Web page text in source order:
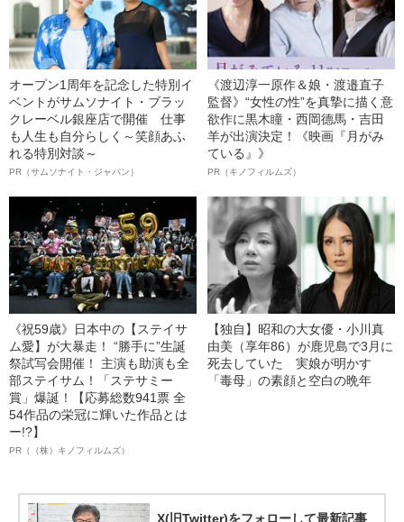
オープン1周年を記念した特別イ
ベントがサムソナイト・ブラッ
クレーベル銀座店で開催 仕事
も人生も自分らしく～笑顔あふ
れる特別対談～
PR（サムソナイト・ジャパン）
《渡辺淳一原作＆娘・渡邉直子
監督》“女性の性”を真摯に描く意
欲作に黒木瞳・西岡德馬・吉田
羊が出演決定！《映画『月がみ
ている』》
PR（キノフィルムズ）
《祝59歳》日本中の【ステイサ
ム愛】が大暴走！ “勝手に”生誕
祭試写会開催！ 主演も助演も全
部ステイサム！「ステサミー
賞」爆誕！【応募総数941票 全
54作品の栄冠に輝いた作品とは
ー!?】
PR（（株）キノフィルムズ）
【独自】昭和の大女優・小川真
由美（享年86）が鹿児島で3月に
死去していた 実娘が明かす
「毒母」の素顔と空白の晩年
X(旧Twitter)をフォローして最新記事